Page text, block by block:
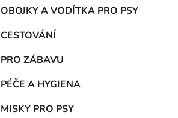
OBOJKY A VODÍTKA PRO PSY
CESTOVÁNÍ
PRO ZÁBAVU
PÉČE A HYGIENA
MISKY PRO PSY